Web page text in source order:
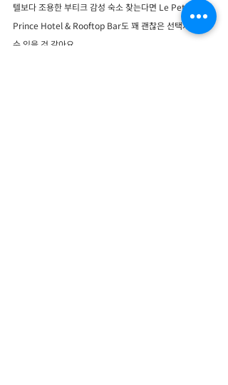
텔보다 조용한 부티크 감성 숙소 찾는다면 Le Petit
Prince Hotel & Rooftop Bar도 꽤 괜찮은 선택지가 될
수 있을 것 같아요.